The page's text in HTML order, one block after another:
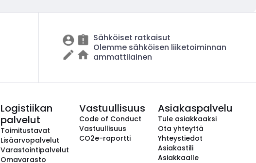
Sähköiset ratkaisut
Olemme sähköisen liiketoiminnan
ammattilainen
Logistiikan
palvelut
Toimitustavat
Lisäarvopalvelut
Varastointipalvelut
Omavarasto
Vastuullisuus
Code of Conduct
Vastuullisuus
CO2e-raportti
Asiakaspalvelu
Tule asiakkaaksi
Ota yhteyttä
Yhteystiedot
Asiakastili
Asiakkaalle